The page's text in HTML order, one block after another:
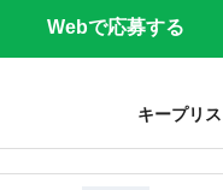
Webで応募する